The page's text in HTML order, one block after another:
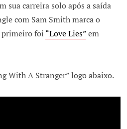
sua carreira solo após a saída
com Sam Smith marca o
primeiro foi “Love Lies”em
With A Stranger” logo abaixo.